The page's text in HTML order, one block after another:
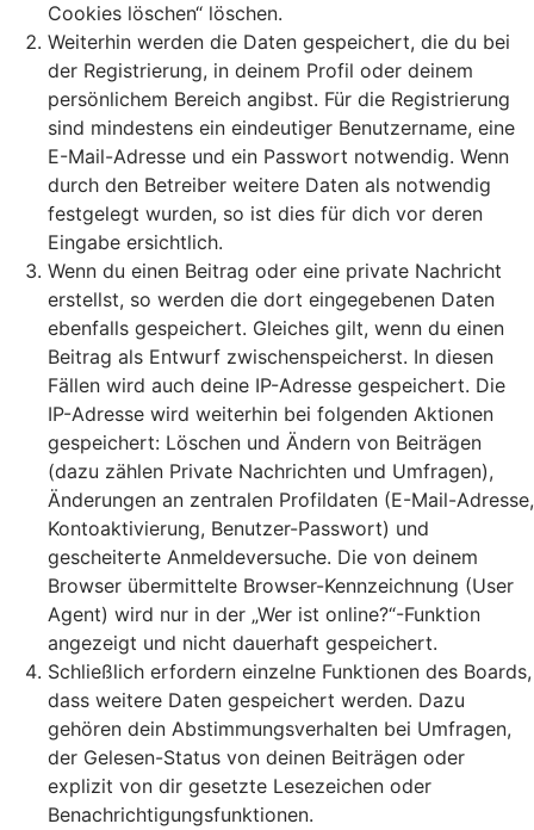
Cookies löschen“ löschen.
Weiterhin werden die Daten gespeichert, die du bei
der Registrierung, in deinem Profil oder deinem
persönlichem Bereich angibst. Für die Registrierung
sind mindestens ein eindeutiger Benutzername, eine
E-Mail-Adresse und ein Passwort notwendig. Wenn
durch den Betreiber weitere Daten als notwendig
festgelegt wurden, so ist dies für dich vor deren
Eingabe ersichtlich.
Wenn du einen Beitrag oder eine private Nachricht
erstellst, so werden die dort eingegebenen Daten
ebenfalls gespeichert. Gleiches gilt, wenn du einen
Beitrag als Entwurf zwischenspeicherst. In diesen
Fällen wird auch deine IP-Adresse gespeichert. Die
IP-Adresse wird weiterhin bei folgenden Aktionen
gespeichert: Löschen und Ändern von Beiträgen
(dazu zählen Private Nachrichten und Umfragen),
Änderungen an zentralen Profildaten (E-Mail-Adresse,
Kontoaktivierung, Benutzer-Passwort) und
gescheiterte Anmeldeversuche. Die von deinem
Browser übermittelte Browser-Kennzeichnung (User
Agent) wird nur in der „Wer ist online?“-Funktion
angezeigt und nicht dauerhaft gespeichert.
Schließlich erfordern einzelne Funktionen des Boards,
dass weitere Daten gespeichert werden. Dazu
gehören dein Abstimmungsverhalten bei Umfragen,
der Gelesen-Status von deinen Beiträgen oder
explizit von dir gesetzte Lesezeichen oder
Benachrichtigungsfunktionen.